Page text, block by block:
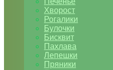
Хворост
Рогалики
Булочки
Бисквит
Пахлава
Лепешки
Пряники